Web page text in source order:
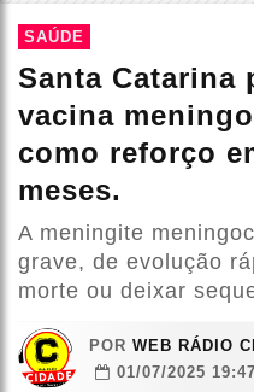
SAÚDE
Santa Catarina
vacina
como reforço
meses.
A meningite
grave, de evolução
morte ou deixar
POR WEB RÁDIO
01/07/2025 19:47